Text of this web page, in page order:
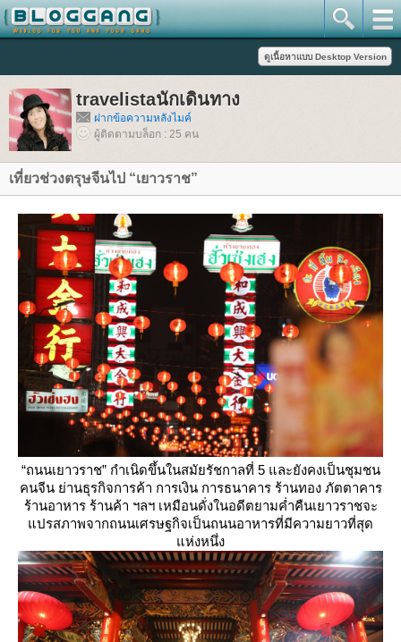
travelistaนักเดินทาง
ฝากข้อความหลังไมค์
ผู้ติดตามบล็อก : 25 คน
เที่ยวช่วงตรุษจีนไป “เยาวราช”
“ถนนเยาวราช” กำเนิดขึ้นในสมัยรัชกาลที่ 5 และยังคงเป็นชุมชน
คนจีน ย่านธุรกิจการค้า การเงิน การธนาคาร ร้านทอง ภัตตาคาร
ร้านอาหาร ร้านค้า ฯลฯ เหมือนดั่งในอดีตยามค่ำคืนเยาวราชจะ
ปรสภาพจากถนนเศรษฐกิจเป็นถนนอาหารที่มีความยาวที่สุด
ห่งหนึ่ง